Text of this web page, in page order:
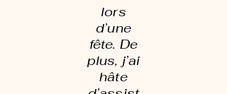
lors
d’une
fête. De
plus, j’ai
hâte